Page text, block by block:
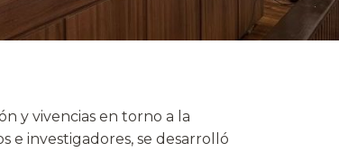
y vivencias en torno a la
e investigadores, se desarrolló